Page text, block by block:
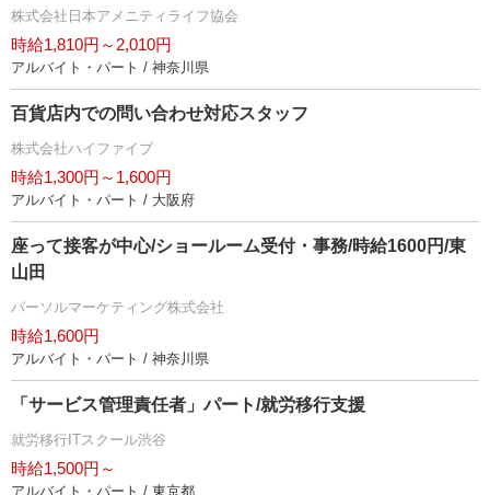
株式会社日本アメニティライフ協会
時給1,810円～2,010円
アルバイト・パート / 神奈川県
百貨店内での問い合わせ対応スタッフ
株式会社ハイファイブ
時給1,300円～1,600円
アルバイト・パート / 大阪府
座って接客が中心/ショールーム受付・事務/時給1600円/東
山田
パーソルマーケティング株式会社
時給1,600円
アルバイト・パート / 神奈川県
「サービス管理責任者」パート/就労移行支援
就労移行ITスクール渋谷
時給1,500円～
アルバイト・パート / 東京都